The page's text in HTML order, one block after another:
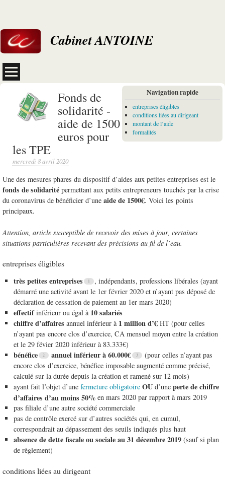
Cabinet ANTOINE
Navigation rapide
entreprises éligibles
conditions liées au dirigeant
montant de l’aide
formalités
Fonds de
solidarité -
aide de 1500
euros pour
les TPE
mercredi 8 avril 2020
Une des mesures phares du dispositif d’aides aux petites entreprises est le
fonds de solidarité permettant aux petits entrepreneurs touchés par la crise
du coronavirus de bénéficier d’une aide de 1500€. Voici les points
principaux.
Attention, article susceptible de recevoir des mises à jour, certaines
situations particulières recevant des précisions au fil de l’eau.
entreprises éligibles
très petites entreprises
, indépendants, professions libérales (ayant
démarré une activité avant le 1er février 2020 et n’ayant pas déposé de
déclaration de cessation de paiement au 1er mars 2020)
effectifinférieur ou égal à 10 salariés
chiffre d’affaires annuel inférieur à 1 million d’€HT (pour celles
n’ayant pas encore clos d’exercice, CA mensuel moyen entre la création
et le 29 févier 2020 inférieur à 83.333€)
bénéfice annuel inférieur à 60.000€
(pour celles n’ayant pas
encore clos d’exercice, bénéfice imposable augmenté comme précisé,
calculé sur la durée depuis la création et ramené sur 12 mois)
ayant fait l’objet d’une fermeture obligatoire OUd’une perte de chiffre
d’affaires d’au moins 50%en mars 2020 par rapport à mars 2019
pas filiale d’une autre société commerciale
pas de contrôle exercé sur d’autres sociétés qui, en cumul,
correspondrait au dépassement des seuils indiqués plus haut
absence de dette fiscale ou sociale au 31 décembre 2019(sauf si plan
de règlement)
conditions liées au dirigeant